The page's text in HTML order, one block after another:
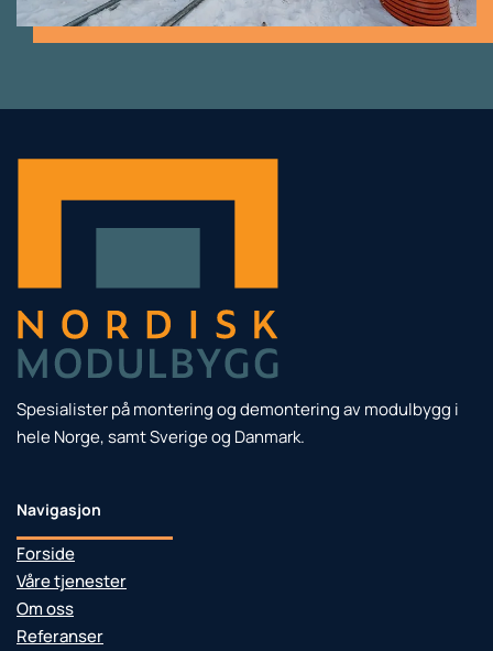
Spesialister på montering og demontering av modulbygg i
hele Norge, samt Sverige og Danmark.
Navigasjon
Forside
Våre tjenester
Om oss
Referanser